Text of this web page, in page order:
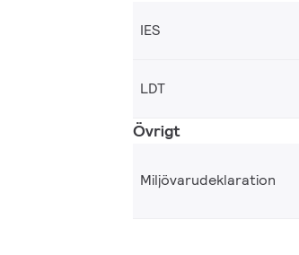
IES
LDT
Övrigt
Miljövarudeklaration